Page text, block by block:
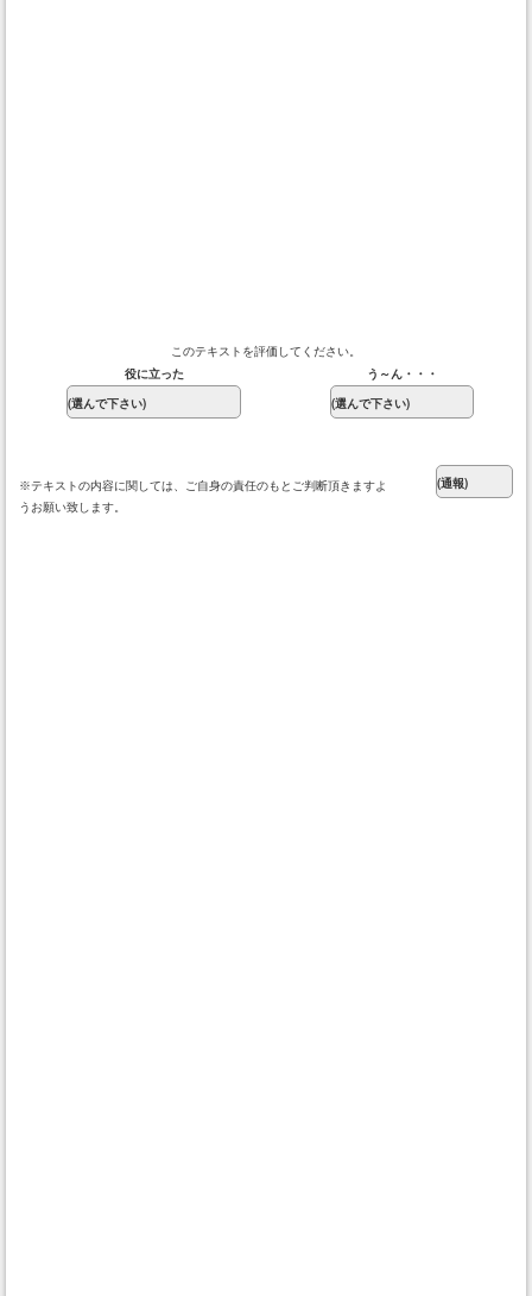
このテキストを評価してください。
役に立った
う～ん・・・
※テキストの内容に関しては、ご自身の責任のもとご判断頂きますよ
うお願い致します。